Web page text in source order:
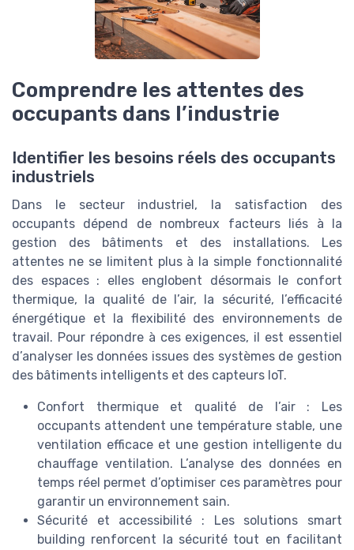
Comprendre les attentes des
occupants dans l’industrie
Identifier les besoins réels des occupants
industriels
Dans le secteur industriel, la satisfaction des
occupants dépend de nombreux facteurs liés à la
gestion des bâtiments et des installations. Les
attentes ne se limitent plus à la simple fonctionnalité
des espaces : elles englobent désormais le confort
thermique, la qualité de l’air, la sécurité, l’efficacité
énergétique et la flexibilité des environnements de
travail. Pour répondre à ces exigences, il est essentiel
d’analyser les données issues des systèmes de gestion
des bâtiments intelligents et des capteurs IoT.
Confort thermique et qualité de l’air : Les
occupants attendent une température stable, une
ventilation efficace et une gestion intelligente du
chauffage ventilation. L’analyse des données en
temps réel permet d’optimiser ces paramètres pour
garantir un environnement sain.
Sécurité et accessibilité : Les solutions smart
building renforcent la sécurité tout en facilitant